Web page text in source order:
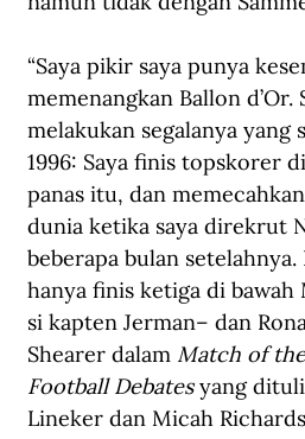
“Saya pikir saya punya
memenangkan Ballon d’Or.
melakukan segalanya yang
1996: Saya finis topskorer
panas itu, dan
dunia ketika saya direkrut
beberapa bulan setelahnya.
hanya finis ketiga di bawah
si kapten Jerman– dan
Shearer dalam Match of
Football Debates yang
Lineker dan Micah